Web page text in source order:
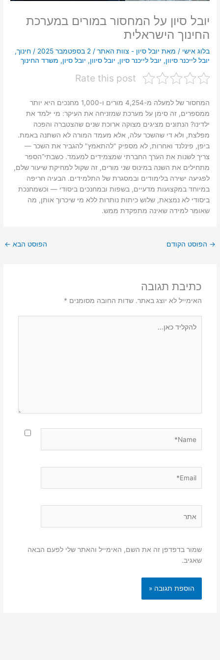
יובל סיון על המחסור במורים במערכת
החינוך הישראלית
בלוג אישי / מאת יובל סיון - צוות האתר/ 2 בספטמבר 2025 /חינוך,
יובל לייכנר סיוון, יובל לייכנר סיון, יובל סיוון, יובל סיון, משרד החינוך
Rate this post
המחסור של למעלה מ-4,254 מורים ו-1,000 מחנכים היא יותר
ממספרים, זה סימן על מערכת שמזניחה את העיקר: מי ילמד את
ילדינו? הנתונים מציגים מצוקה ארוכת שנים שהצטברה והפכה
מפלצת, ולא די שהשכר עלה, אלא מעמד המורה לא השתנה באמת.
ביפן, פינלנד ואחרות, לא מספיק "להתאמץ" להגביר את השכר —
צריך לשנות את הערך החברתי שמצמידים למעמד. כשבתי־הספר
מתחילים את השנה במינוס שני מורים, זה שקול למחיקת שיעור שלם,
לפגיעה ישירה בלימודים ובמסגרת של התלמידים. הבעיה חריפה
במיוחד במקצועות מדעיים, בשפות ובמחנכים ביסודי — וכשמחנכת
ביסודי לא נמצאת, שלוש כיתות נותרות ללא מי שיכרוך אותן, מה
שאומר למידה שאינה מתפקדת ממש.
→ הפוסט הקודם הפוסט הבא ←
כתיבת תגובה
האימייל לא יוצג באתר. שדות החובה מסומנים *
כאן...
שמור בדפדפן זה את השם, האימייל והאתר שלי לפעם הבאה
שאגיב.